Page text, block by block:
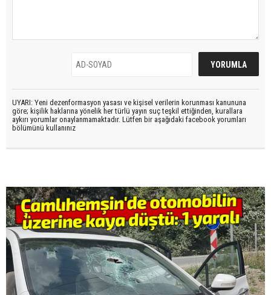
UYARI: Yeni dezenformasyon yasası ve kişisel verilerin korunması kanununa
göre; kişilik haklarına yönelik her türlü yayın suç teşkil ettiğinden, kurallara
aykırı yorumlar onaylanmamaktadır. Lütfen bir aşağıdaki facebook yorumları
bölümünü kullanınız